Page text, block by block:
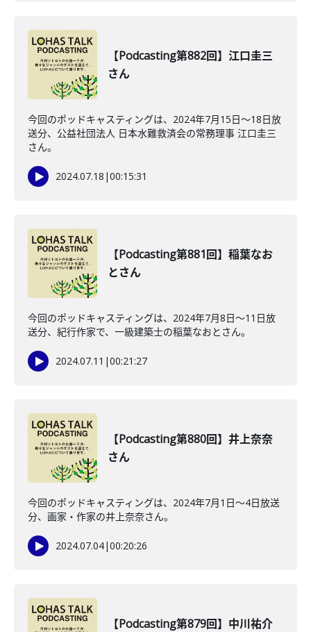
【Podcasting第882回】江口圭三
さん
今回のポッドキャスティングは、2024年7月15日〜18日放
送分、公益社団法人 日本水難救済会の常務理事 江口圭三
さん。
2024.07.18 |00:15:31
【Podcasting第881回】稲葉なお
とさん
今回のポッドキャスティングは、2024年7月8日〜11日放
送分、紀行作家で、一級建築士の稲葉なおとさん。
2024.07.11 |00:21:27
【Podcasting第880回】井上奈奈
さん
今回のポッドキャスティングは、2024年7月1日〜4日放送
分、画家・作家の井上奈奈さん。
2024.07.04|00:20:26
【Podcasting第879回】中川祐介